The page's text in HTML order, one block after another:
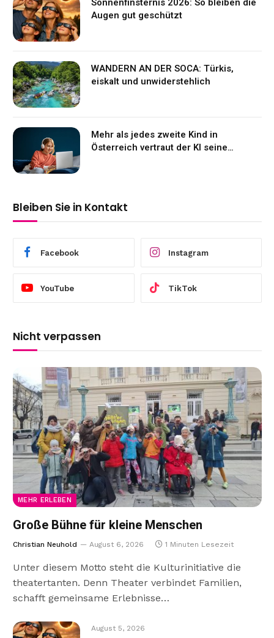
Augen gut geschützt
WANDERN AN DER SOCA: Türkis,
eiskalt und unwiderstehlich
Mehr als jedes zweite Kind in
Österreich vertraut der KI seine
Bleiben Sie in Kontakt
Facebook Instagram
YouTube TikTok
Nicht verpassen
MEHR ERLEBEN
Große Bühne für kleine Menschen
Christian Neuhold August 6, 2026 1 Minuten Lesezeit
Unter diesem Motto steht die Kulturinitiative die
theatertanten. Denn Theater verbindet Familien,
schafft gemeinsame Erlebnisse…
August 5, 2026